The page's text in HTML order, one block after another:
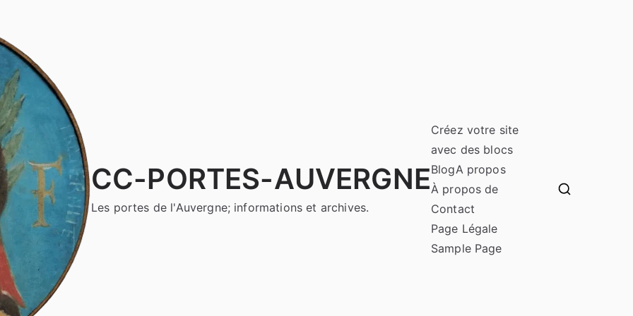
CC-PORTES-AUVERGNE
Les portes de l'Auvergne; informations et archives.
Créez votre site
avec des blocs
BlogA propos
À propos de
Contact
Page Légale
Sample Page